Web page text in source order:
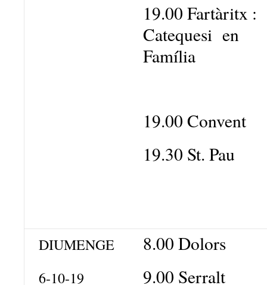
19.00 Fartàritx :
Catequesi en
Família
19.00 Convent
19.30 St. Pau
DIUMENGE
6-10-19
8.00 Dolors
9.00 Serralt